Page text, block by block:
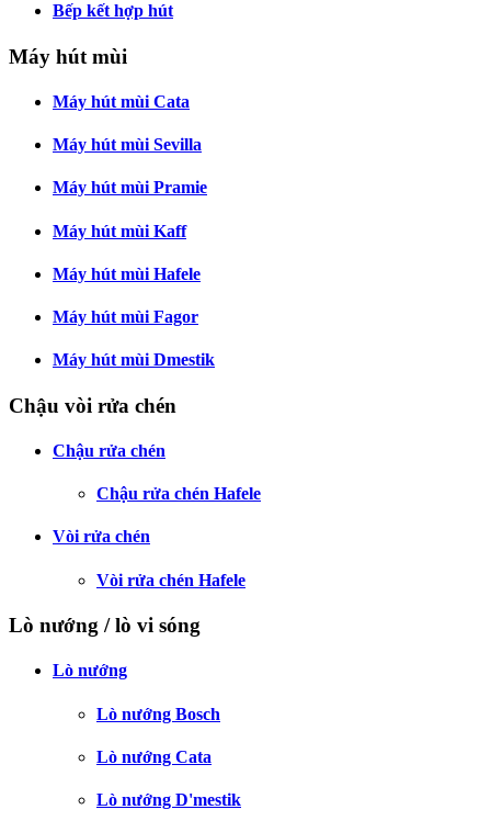
Bếp kết hợp hút
Máy hút mùi
Máy hút mùi Cata
Máy hút mùi Sevilla
Máy hút mùi Pramie
Máy hút mùi Kaff
Máy hút mùi Hafele
Máy hút mùi Fagor
Máy hút mùi Dmestik
Chậu vòi rửa chén
Chậu rửa chén
Chậu rửa chén Hafele
Vòi rửa chén
Vòi rửa chén Hafele
Lò nướng / lò vi sóng
Lò nướng
Lò nướng Bosch
Lò nướng Cata
Lò nướng D'mestik